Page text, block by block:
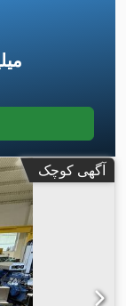
۱۱
آگهی کوچک